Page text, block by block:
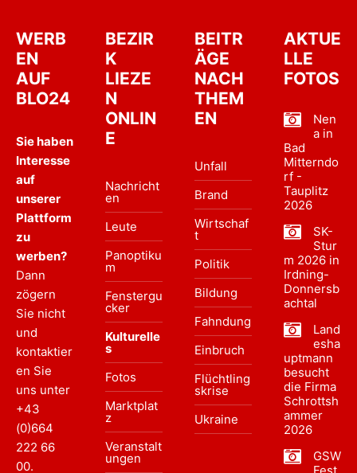
WERB
EN
AUF
BLO24
Sie haben
Interesse
auf
unserer
Plattform
zu
werben?
Dann
zögern
Sie nicht
und
kontaktier
en Sie
uns unter
+43
(0)664
222 66
00.
BEZIR
K
LIEZE
N
ONLIN
E
Nachricht
en
Leute
Panoptiku
m
Fenstergu
cker
Kulturelle
s
Fotos
Marktplat
z
Veranstalt
ungen
BEITR
ÄGE
NACH
THEM
EN
Unfall
Brand
Wirtschaf
t
Politik
Bildung
Fahndung
Einbruch
Flüchtling
skrise
Ukraine
AKTUE
LLE
FOTOS
Nen
a in
Bad
Mitterndo
rf -
Tauplitz
2026
SK-
Stur
m 2026 in
Irdning-
Donnersb
achtal
Land
esha
uptmann
besucht
die Firma
Schrottsh
ammer
2026
GSW